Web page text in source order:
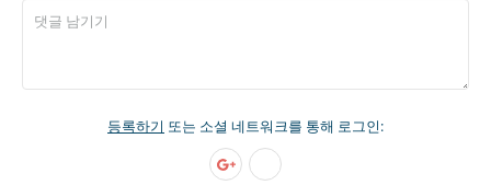
등록하기 또는 소셜 네트워크를 통해 로그인: